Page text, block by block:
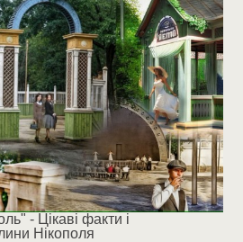
- Цікаві факти і
Нікополя